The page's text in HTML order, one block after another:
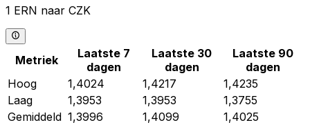
1 ERN naar CZK
Metriek
Laatste 7
dagen
Laatste 30
dagen
Laatste 90
dagen
Hoog
1,4024 1,4217
1,4235
Laag
1,3953 1,3953
1,3755
Gemiddeld 1,3996 1,4099
1,4025